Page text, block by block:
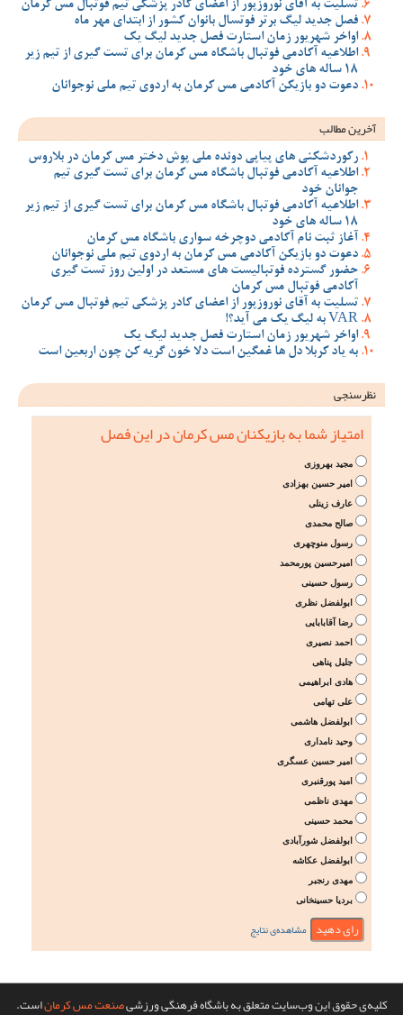
تسلیت به آقای نوروزپور از اعضای کادر پزشکی تیم فوتبال مس کرمان
فصل جدید لیگ برتر فوتسال بانوان کشور از ابتدای مهر ماه
اواخر شهریور زمان استارت فصل جدید لیگ یک
اطلاعیه آکادمی فوتبال باشگاه مس کرمان برای تست گیری از تیم زیر
18 ساله های خود
دعوت دو بازیکن آکادمی مس کرمان به اردوی تیم ملی نوجوانان
آخرین مطالب
رکوردشکنی های پیاپی دونده ملی پوش دختر مس کرمان در بلاروس
اطلاعیه آکادمی فوتبال باشگاه مس کرمان برای تست گیری تیم
جوانان خود
اطلاعیه آکادمی فوتبال باشگاه مس کرمان برای تست گیری از تیم زیر
18 ساله های خود
آغاز ثبت نام آکادمی دوچرخه سواری باشگاه مس کرمان
دعوت دو بازیکن آکادمی مس کرمان به اردوی تیم ملی نوجوانان
حضور گسترده فوتبالیست های مستعد در اولین روز تست گیری
آکادمی فوتبال مس کرمان
تسلیت به آقای نوروزپور از اعضای کادر پزشکی تیم فوتبال مس کرمان
VAR به لیگ یک می آید؟!
اواخر شهریور زمان استارت فصل جدید لیگ یک
به یاد کربلا دل ها غمگین است دلا خون گریه کن چون اربعین است
نظرسنجی
امتیاز شما به بازیکنان مس کرمان در این فصل
مجید بهروزی
امیر حسین بهزادی
عارف زینلی
صالح محمدی
رسول منوچهری
امیرحسین پورمحمد
رسول حسینی
ابولفضل نظری
رضا آقابابایی
احمد نصیری
جلیل پناهی
هادی ابراهیمی
علی تهامی
ابولفضل هاشمی
وحید نامداری
امیر حسین عسگری
امید پورقنبری
مهدی ناظمی
محمد حسینی
ابولفضل شورآبادی
ابولفضل عکاشه
مهدی رنجبر
بردیا حسینخانی
مشاهده‌ی نتایج
کلیه‌ی حقوق این وب‌سایت متعلق به باشگاه فرهنگی ورزشیصنعت مس کرماناست.